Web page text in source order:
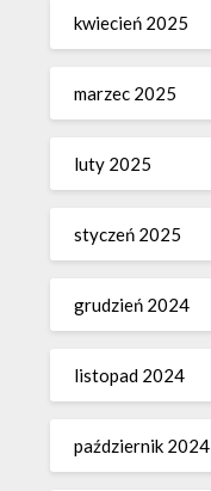
kwiecień 2025
marzec 2025
luty 2025
styczeń 2025
grudzień 2024
listopad 2024
październik 2024